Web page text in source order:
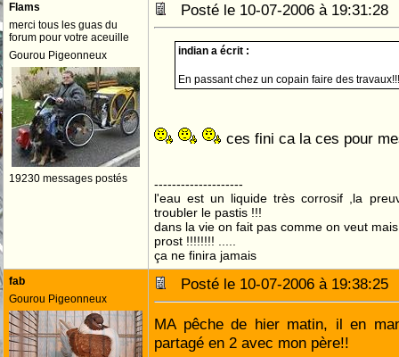
Flams
merci tous les guas du
forum pour votre aceuille
Gourou Pigeonneux
19230 messages postés
Posté le 10-07-2006 à
indian a écrit :
En passant chez un copain faire des
ces fini ca la ces pour
--------------------
l'eau est un liquide très corrosif ,la
troubler le pastis !!!
dans la vie on fait pas comme on veut
prost !!!!!!!! .....
ça ne finira jamais
fab
Gourou Pigeonneux
Posté le 10-07-2006 à
MA pêche de hier matin, il en
partagé en 2 avec mon père!!